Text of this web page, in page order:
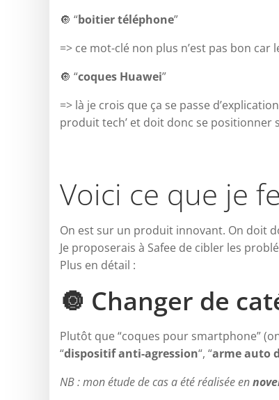
🔘 “boitier téléphone”
=> ce mot-clé non plus n’est pas bon
🔘 “coques Huawei”
=> là je crois que ça se passe
produit tech’ et doit donc se positionner
Voici ce que je
On est sur un produit innovant. On doit
Je proposerais à Safee de cibler les
Plus en détail :
🔘 Changer de
Plutôt que “coques pour smartphone”
“dispositif anti-agression“, “arme auto
NB : mon étude de cas a été réalisée en